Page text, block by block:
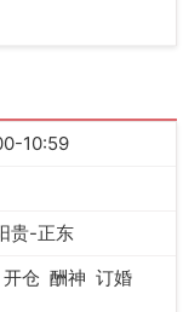
10:59
贵-正东
开仓 酬神 订婚